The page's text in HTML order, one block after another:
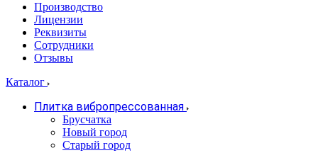
Производство
Лицензии
Реквизиты
Сотрудники
Отзывы
Каталог
Плитка вибропрессованная
Брусчатка
Новый город
Старый город